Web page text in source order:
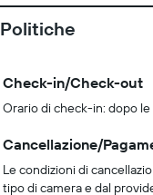
Politiche
Check-in/Check-out
Orario di check-in: dopo
Cancellazione/
Le condizioni di
tipo di camera e dal